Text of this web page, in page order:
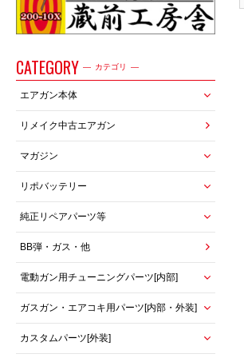
CATEGORY カテゴリ
エアガン本体
リメイク中古エアガン
マガジン
リポバッテリー
純正リペアパーツ等
BB弾・ガス・他
電動ガン用チューニングパーツ[内部]
ガスガン・エアコキ用パーツ[内部・外装]
カスタムパーツ[外装]